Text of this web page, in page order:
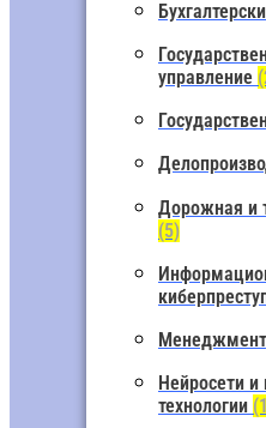
управление
Дорожная и
(5)
Нейросети
технологии